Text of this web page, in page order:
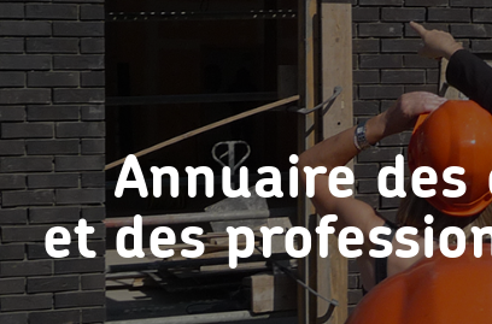
Annuaire des
et des